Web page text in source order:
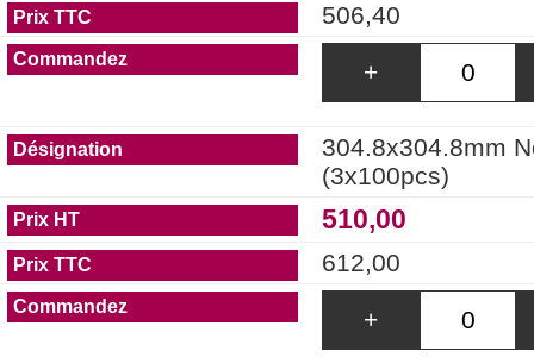
506,40
+
304.8x304.8mm
(3x100pcs)
510,00
612,00
+